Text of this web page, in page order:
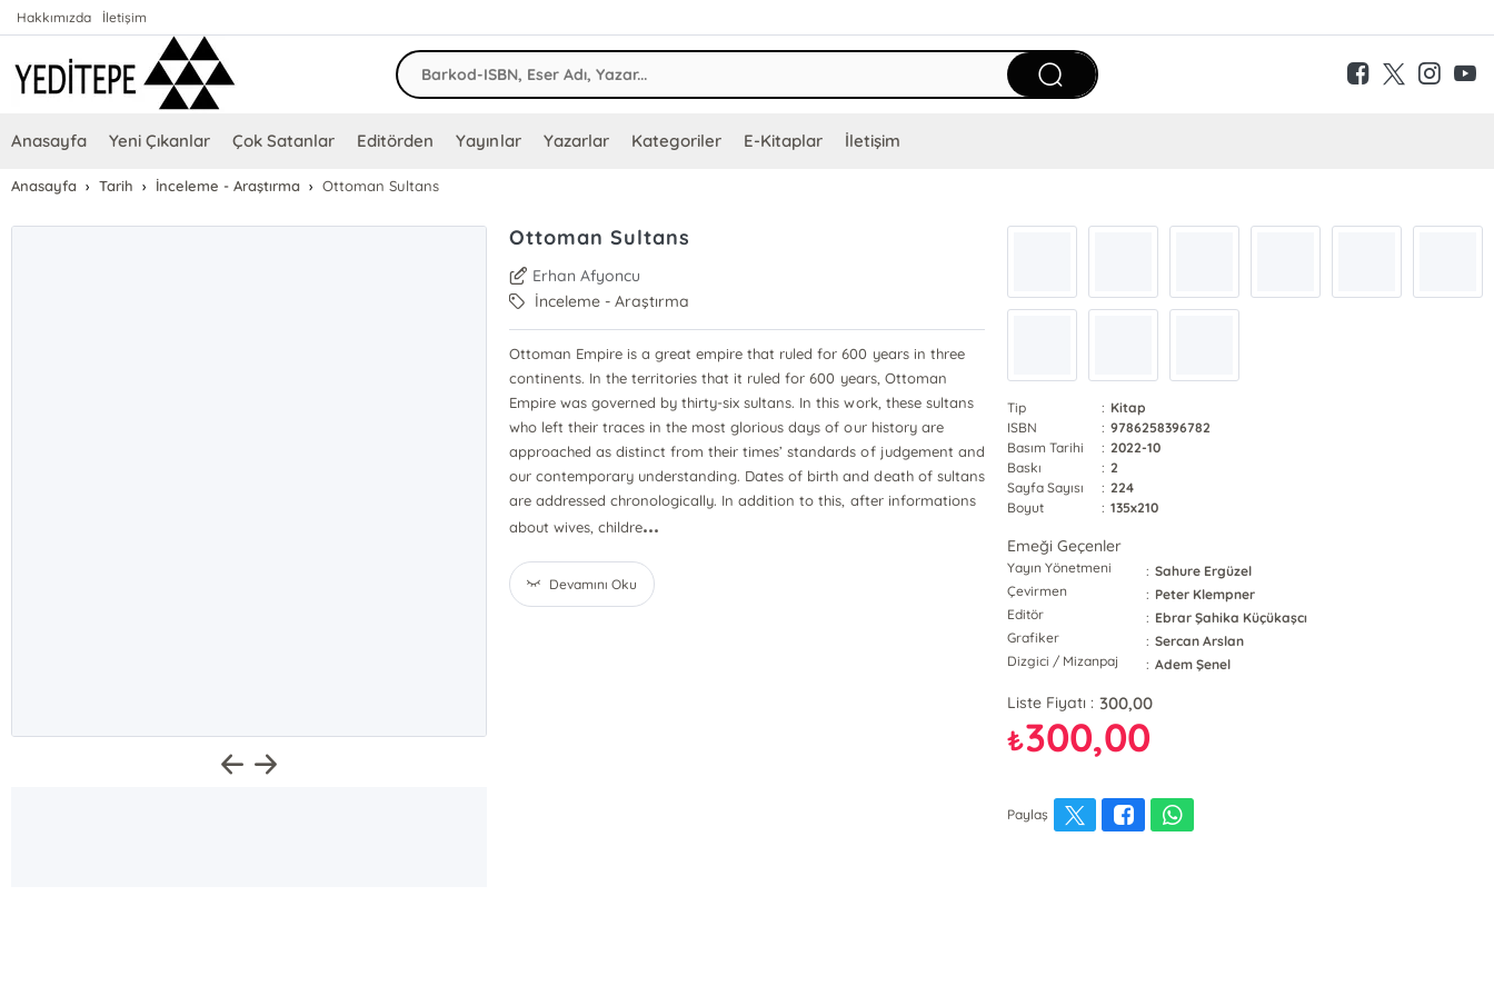
Hakkımızda İletişim
Anasayfa Yeni Çıkanlar Çok Satanlar Editörden Yayınlar Yazarlar Kategoriler E-Kitaplar İletişim
Anasayfa Tarih İnceleme - Araştırma Ottoman Sultans
Ottoman Sultans
Erhan Afyoncu
İnceleme - Araştırma
Ottoman Empire is a great empire that ruled for 600 years in three
continents. In the territories that it ruled for 600 years, Ottoman
Empire was governed by thirty-six sultans. In this work, these sultans
who left their traces in the most glorious days of our history are
approached as distinct from their times’ standards of judgement and
our contemporary understanding. Dates of birth and death of sultans
are addressed chronologically. In addition to this, after informations
about wives, childre...
Devamını Oku
Tip : Kitap
ISBN
: 9786258396782
Basım Tarihi
: 2022-10
Baskı
: 2
Sayfa Sayısı
: 224
Boyut
: 135x210
Emeği Geçenler
Yayın Yönetmeni : Sahure Ergüzel
Çevirmen
: Peter Klempner
Editör
: Ebrar Şahika Küçükaşcı
Grafiker
: Sercan Arslan
Dizgici / Mizanpaj
: Adem Şenel
Liste Fiyatı : 300,00
₺300,00
Paylaş